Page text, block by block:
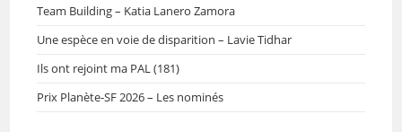
Team Building – Katia Lanero Zamora
Une espèce en voie de disparition – Lavie Tidhar
Ils ont rejoint ma PAL (181)
Prix Planète-SF 2026 – Les nominés